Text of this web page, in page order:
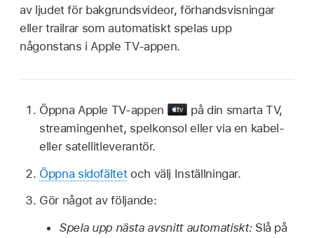
av ljudet för bakgrundsvideor, förhandsvisningar
eller trailrar som automatiskt spelas upp
någonstans iApple TV-appen.
Öppna Apple TV-appen
på din smarta TV,
streamingenhet, spelkonsol eller via en kabel-
eller satellitleverantör.
Öppna sidofältetoch välj Inställningar.
Gör något av följande:
Spela upp nästa avsnitt automatiskt: Slå på